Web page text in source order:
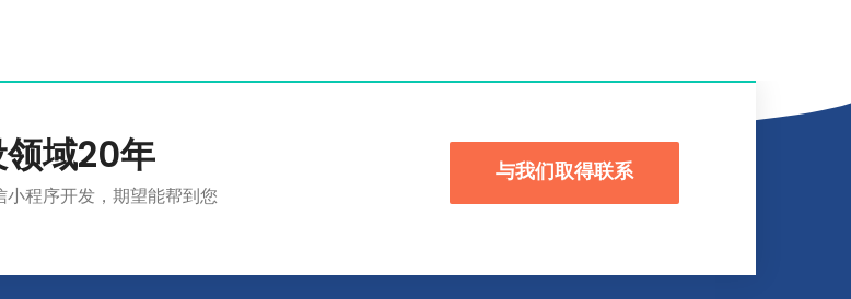
域20年
程序开发，期望能帮到您
与我们取得联系